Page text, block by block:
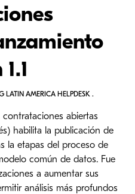
LATIN AMERICA HELPDESK .
contrataciones abiertas
habilita la publicación de
la etapas del proceso de
común de datos. Fue
a aumentar sus
análisis más profundos